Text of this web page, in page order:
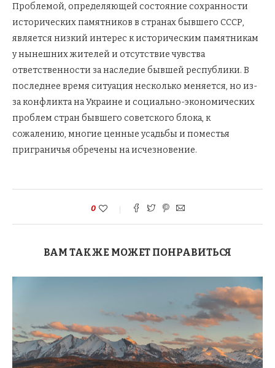
Проблемой, определяющей состояние сохранности
исторических памятников в странах бывшего СССР,
является низкий интерес к историческим памятникам
у нынешних жителей и отсутствие чувства
ответственности за наследие бывшей республики. В
последнее время ситуация несколько меняется, но из-
за конфликта на Украине и социально-экономических
проблем стран бывшего советского блока, к
сожалению, многие ценные усадьбы и поместья
приграничья обречены на исчезновение.
0
ВАМ ТАКЖЕ МОЖЕТ ПОНРАВИТЬСЯ